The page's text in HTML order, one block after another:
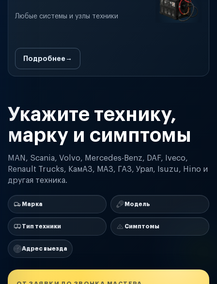
Любые системы и узлы техники
Подробнее
Укажите технику,
марку и симптомы
MAN, Scania, Volvo, Mercedes-Benz, DAF, Iveco,
Renault Trucks, КамАЗ, МАЗ, ГАЗ, Урал, Isuzu, Hino и
другая техника.
Марка Модель
Тип техники Симптомы
Адрес выезда